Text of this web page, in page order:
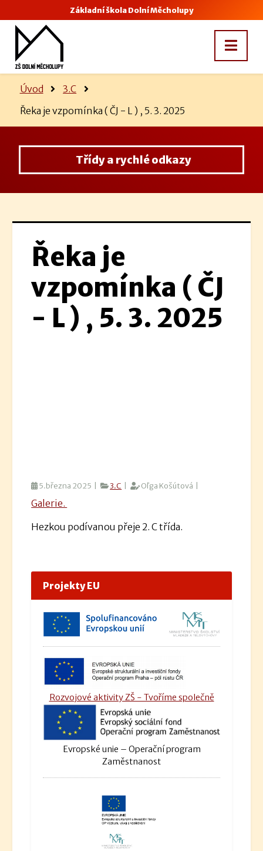
Základní škola Dolní Měcholupy
Úvod
3.C
Řeka je vzpomínka ( ČJ - L ) , 5. 3. 2025
Třídy a rychlé odkazy
Řeka je
vzpomínka ( ČJ
- L ) , 5. 3. 2025
5.března 2025 | 3.C | Oľga Košútová |
Galerie.
Hezkou podívanou přeje 2. C třída.
Projekty EU
Rozvojové aktivity ZŠ - Tvoříme společně
Evropské unie – Operační program
Zaměstnanost